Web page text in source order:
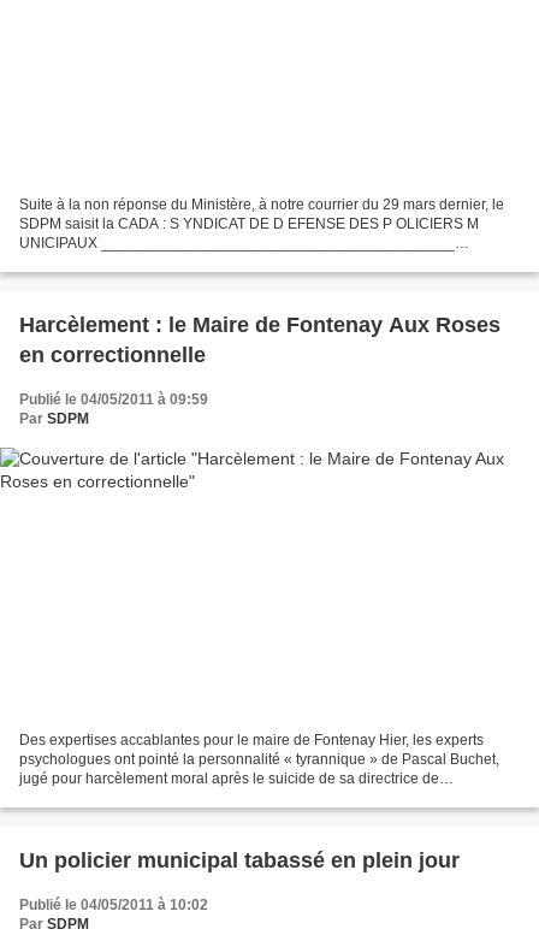
Suite à la non réponse du Ministère, à notre courrier du 29 mars dernier, le
SDPM saisit la CADA : S YNDICAT DE D EFENSE DES P OLICIERS M
UNICIPAUX __________________________________________
ADMINISTRATIFS...
Harcèlement : le Maire de Fontenay Aux Roses
en correctionnelle
Publié le 04/05/2011 à 09:59
Par SDPM
Des expertises accablantes pour le maire de Fontenay Hier, les experts
psychologues ont pointé la personnalité « tyrannique » de Pascal Buchet,
jugé pour harcèlement moral après le suicide de sa directrice de
Un policier municipal tabassé en plein jour
Publié le 04/05/2011 à 10:02
Par SDPM